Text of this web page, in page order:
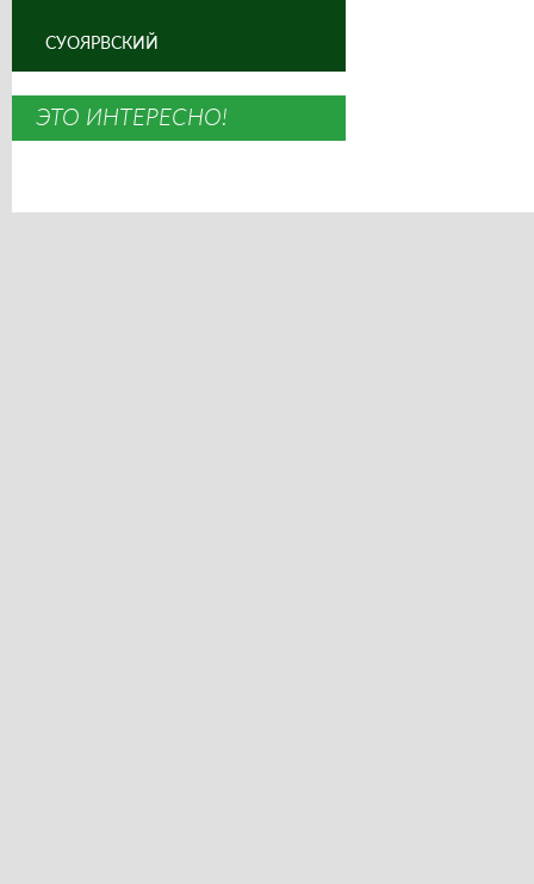
СУОЯРВСКИЙ
ЭТО ИНТЕРЕСНО!